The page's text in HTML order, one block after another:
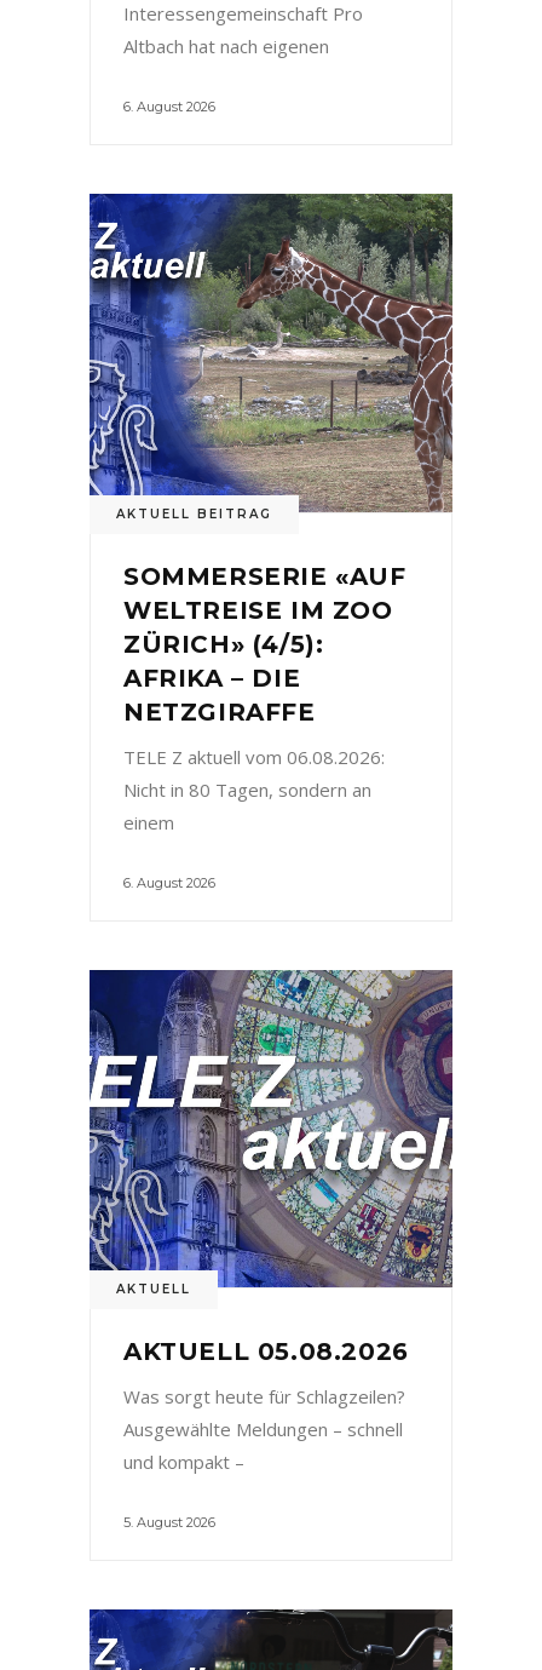
Interessengemeinschaft Pro
Altbach hat nach eigenen
6. August 2026
AKTUELL BEITRAG
SOMMERSERIE «AUF
WELTREISE IM ZOO
ZÜRICH» (4/5):
AFRIKA – DIE
NETZGIRAFFE
TELE Z aktuell vom 06.08.2026:
Nicht in 80 Tagen, sondern an
einem
6. August 2026
AKTUELL
AKTUELL 05.08.2026
Was sorgt heute für Schlagzeilen?
Ausgewählte Meldungen – schnell
und kompakt –
5. August 2026